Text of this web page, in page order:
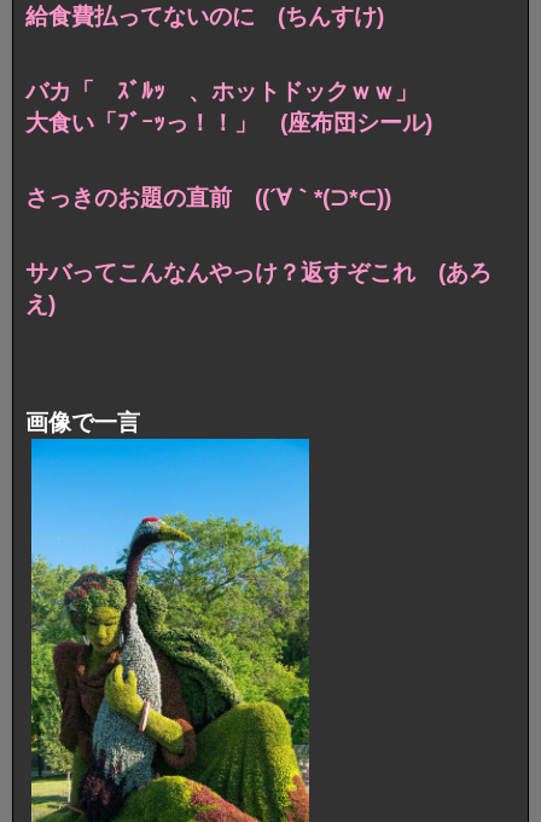
給食費払ってないのに (ちんすけ)
バカ「 ｽﾞﾙｯ 、ホットドックｗｗ」
大食い「ﾌﾞｰｯっ！！」 (座布団シール)
さっきのお題の直前 ((´∀｀*(⊃*⊂))
サバってこんなんやっけ？返すぞこれ (あろ
え)
画像で一言